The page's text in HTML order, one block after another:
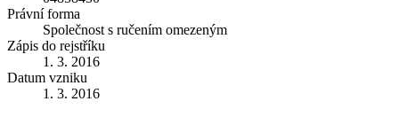
Právní forma
Společnost s ručením omezeným
Zápis do rejstříku
1. 3. 2016
Datum vzniku
1. 3. 2016